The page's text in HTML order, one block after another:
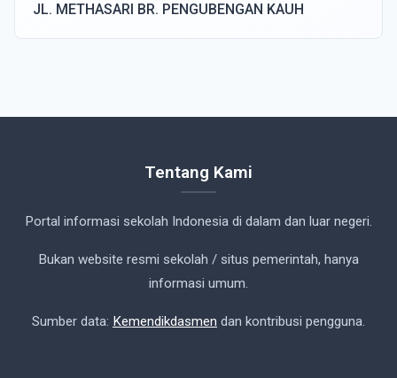
JL. METHASARI BR. PENGUBENGAN KAUH
Tentang Kami
Portal informasi sekolah Indonesia di dalam dan luar negeri.
Bukan website resmi sekolah / situs pemerintah, hanya
informasi umum.
Sumber data: Kemendikdasmen dan kontribusi pengguna.